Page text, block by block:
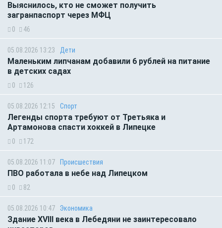
Выяснилось, кто не сможет получить
загранпаспорт через МФЦ
0 46
05.08.2026 13:23 Дети
Маленьким липчанам добавили 6 рублей на питание
в детских садах
0 126
05.08.2026 12:15 Спорт
Легенды спорта требуют от Третьяка и
Артамонова спасти хоккей в Липецке
0 172
05.08.2026 11:07 Происшествия
ПВО работала в небе над Липецком
0 82
05.08.2026 10:47 Экономика
Здание XVIII века в Лебедяни не заинтересовало